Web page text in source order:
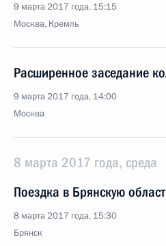
9 марта 2017 года, 15:15
Москва, Кремль
Расширенное заседание
9 марта 2017 года, 14:00
Москва
8 марта 2017 года, среда
Поездка в Брянскую
8 марта 2017 года, 15:30
Брянск